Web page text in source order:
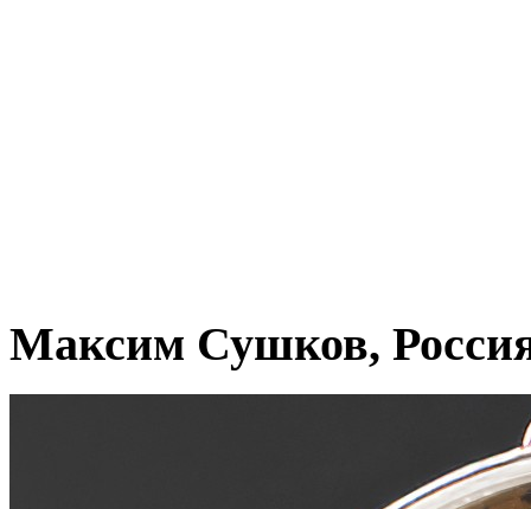
Максим Сушков,